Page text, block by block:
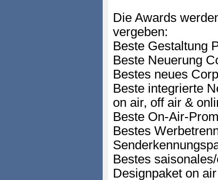
Die Awards
vergeben:
Beste Gestaltung
Beste Neuerung
Bestes neues
Beste integrierte
on air, off air &
Beste On-Air-
Bestes
Bestes
Designpaket on air